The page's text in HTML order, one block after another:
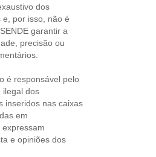
dos
por isso, não é
garantir a
precisão ou
é responsável pelo
ilegal dos
inseridos nas caixas
em
e opiniões dos